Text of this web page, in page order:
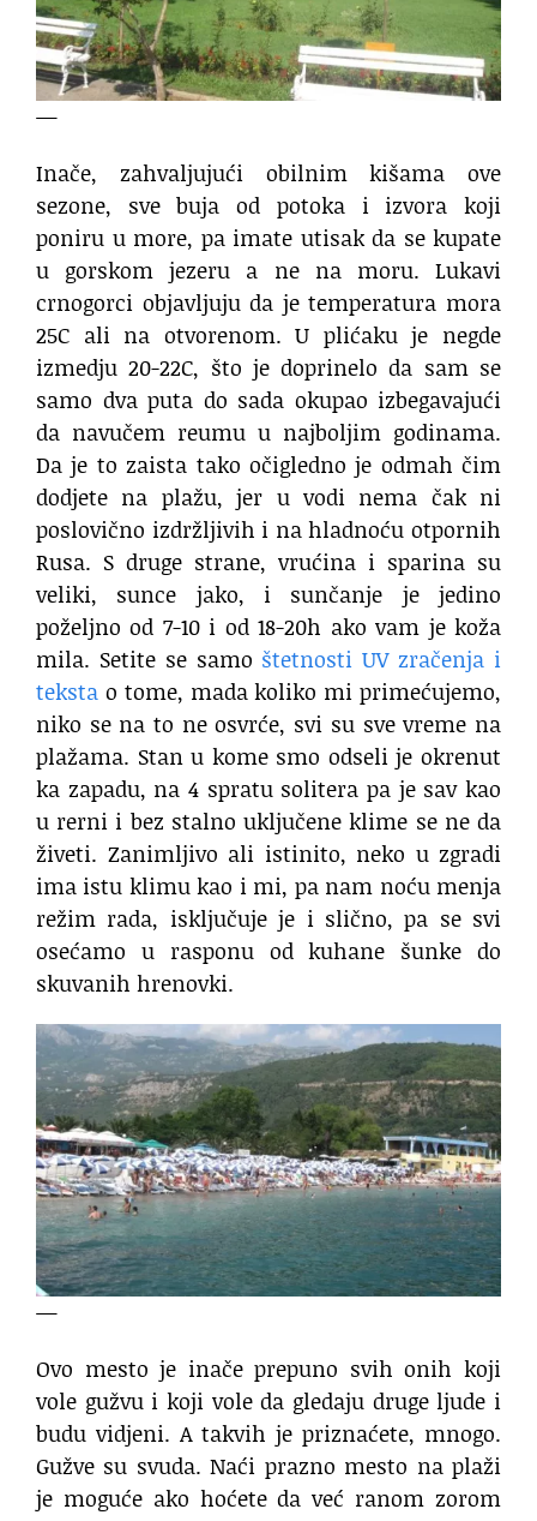
—
Inače, zahvaljujući obilnim kišama ove
sezone, sve buja od potoka i izvora koji
poniru u more, pa imate utisak da se kupate
u gorskom jezeru a ne na moru. Lukavi
crnogorci objavljuju da je temperatura mora
25C ali na otvorenom. U plićaku je negde
izmedju 20-22C, što je doprinelo da sam se
samo dva puta do sada okupao izbegavajući
da navučem reumu u najboljim godinama.
Da je to zaista tako očigledno je odmah čim
dodjete na plažu, jer u vodi nema čak ni
poslovično izdržljivih i na hladnoću otpornih
Rusa. S druge strane, vrućina i sparina su
veliki, sunce jako, i sunčanje je jedino
poželjno od 7-10 i od 18-20h ako vam je koža
mila. Setite se samo štetnosti UV zračenja i
teksta o tome, mada koliko mi primećujemo,
niko se na to ne osvrće, svi su sve vreme na
plažama. Stan u kome smo odseli je okrenut
ka zapadu, na 4 spratu solitera pa je sav kao
u rerni i bez stalno uključene klime se ne da
živeti. Zanimljivo ali istinito, neko u zgradi
ima istu klimu kao i mi, pa nam noću menja
režim rada, isključuje je i slično, pa se svi
osećamo u rasponu od kuhane šunke do
skuvanih hrenovki.
—
Ovo mesto je inače prepuno svih onih koji
vole gužvu i koji vole da gledaju druge ljude i
budu vidjeni. A takvih je priznaćete, mnogo.
Gužve su svuda. Naći prazno mesto na plaži
je moguće ako hoćete da već ranom zorom